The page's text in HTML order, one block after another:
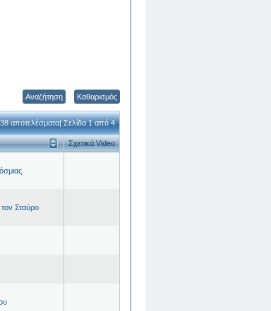
Καθαρισμός
αποτελέσματα| Σελίδα 1 από 4
Σχετικά Video
Σταύρο